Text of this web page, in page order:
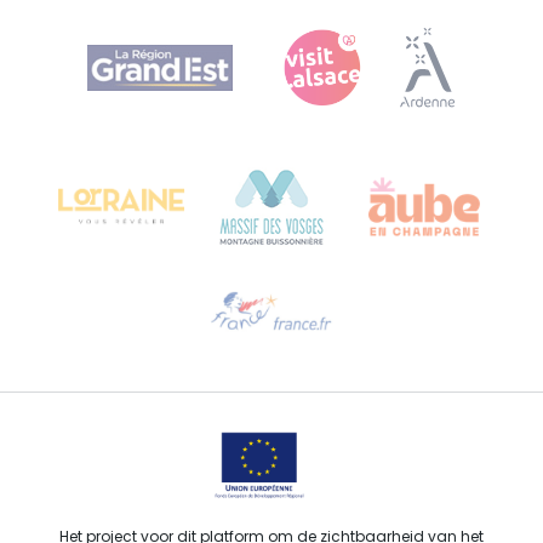
Agence Régionale du Tourisme Grand Est
Bureau de Colmar (hoofdkantoor)
Stuur ons een e-mail